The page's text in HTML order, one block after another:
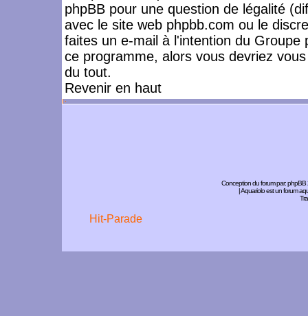
phpBB pour une question de légalité
avec le site web phpbb.com ou le
faites un e-mail à l'intention du
ce programme, alors vous devriez
du tout.
Revenir en haut
Conception du forum par:phpBB
| Aquariolo est un forum